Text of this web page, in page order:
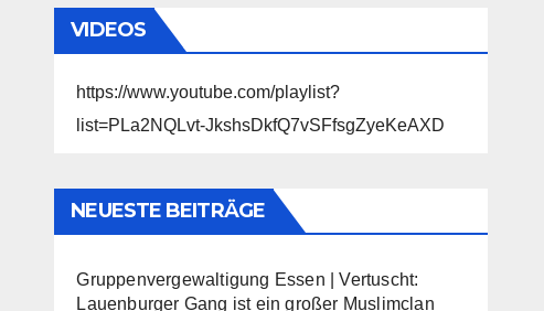
VIDEOS
https://www.youtube.com/playlist?
list=PLa2NQLvt-JkshsDkfQ7vSFfsgZyeKeAXD
NEUESTE BEITRÄGE
Gruppenvergewaltigung Essen | Vertuscht:
Lauenburger Gang ist ein großer Muslimclan